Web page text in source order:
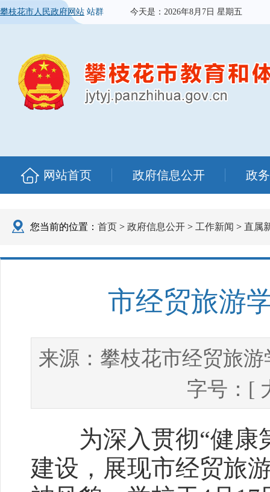
攀枝花市人民政府网站 站群 今天是： 2026年8月7日 星期五
网站首页 政府信息公开 政
您当前的位置： 首页 > 政府信息公开 > 工作新闻 > 直属
市经贸旅游
来源： 攀枝花市经贸旅游
字号：[
为深入贯彻“健康
建设，展现市经贸旅